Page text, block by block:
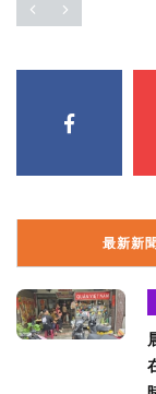
最新新聞